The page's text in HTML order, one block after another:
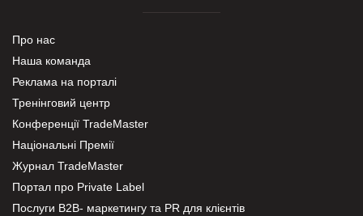
Про нас
Наша команда
Реклама на порталі
Тренінговий центр
Конференції TradeMaster
Національні Премії
Журнал TradeMaster
Портал про Private Label
Послуги В2В- маркетингу та PR для клієнтів